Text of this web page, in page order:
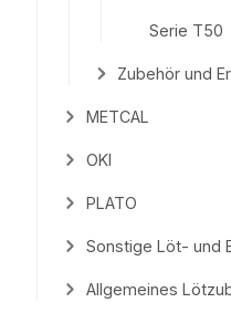
Serie T50
Zubehör und
METCAL
OKI
PLATO
Sonstige Löt- und
Allgemeines